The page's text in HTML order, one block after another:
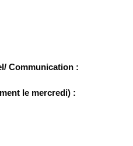
Communication :
le mercredi) :